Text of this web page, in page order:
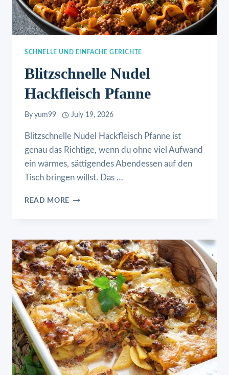
SCHNELLE UND EINFACHE GERICHTE
Blitzschnelle Nudel
Hackfleisch Pfanne
By yum99 July 19, 2026
Blitzschnelle Nudel Hackfleisch Pfanne ist
genau das Richtige, wenn du ohne viel Aufwand
ein warmes, sättigendes Abendessen auf den
Tisch bringen willst. Das …
READ MORE BLITZSCHNELLE